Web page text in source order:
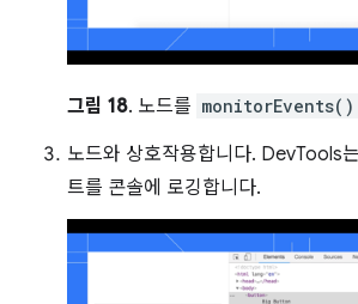
그림 18. 노드를 monitorEvents()
노드와 상호작용합니다. DevTools
트를 콘솔에 로깅합니다.